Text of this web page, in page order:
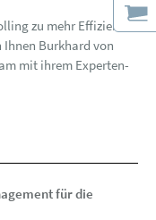
zu mehr Effizienz
Burkhard von
mit ihrem Experten-
für die